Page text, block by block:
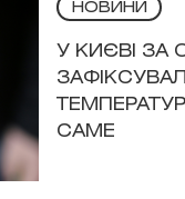
НОВИНИ
У КИЄВІ ЗА
САМЕ